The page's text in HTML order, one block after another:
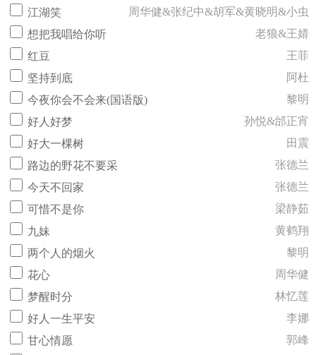
江湖笑
周华健&张纪中&胡军&黄晓明&小虫
想把我唱给你听
老狼&王婧
红豆
王菲
坚持到底
阿杜
今夜你会不会来(国语版)
黎明
好人好梦
孙悦&邰正宵
好大一棵树
田震
路边的野花不要采
张德兰
今天不回家
张德兰
可惜不是你
梁静茹
九妹
黄鹤翔
两个人的烟火
黎明
花心
周华健
梦醒时分
林忆莲
好人一生平安
李娜
甘心情愿
郭峰